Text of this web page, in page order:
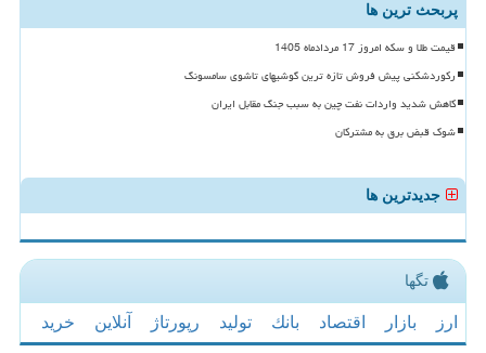
پربحث ترین ها
قیمت طلا و سکه امروز 17 مردادماه 1405
رکوردشکنی پیش فروش تازه ترین گوشیهای تاشوی سامسونگ
کاهش شدید واردات نفت چین به سبب جنگ مقابل ایران
شوک قبض برق به مشترکان
جدیدترین ها
تگها
ارز بازار اقتصاد بانك تولید رپورتاژ آنلاین خرید